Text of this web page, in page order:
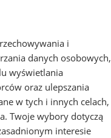
i
danych osobowych,
wyświetlania
oraz ulepszania
w tych i innych celach,
Twoje wybory dotyczą
interesie